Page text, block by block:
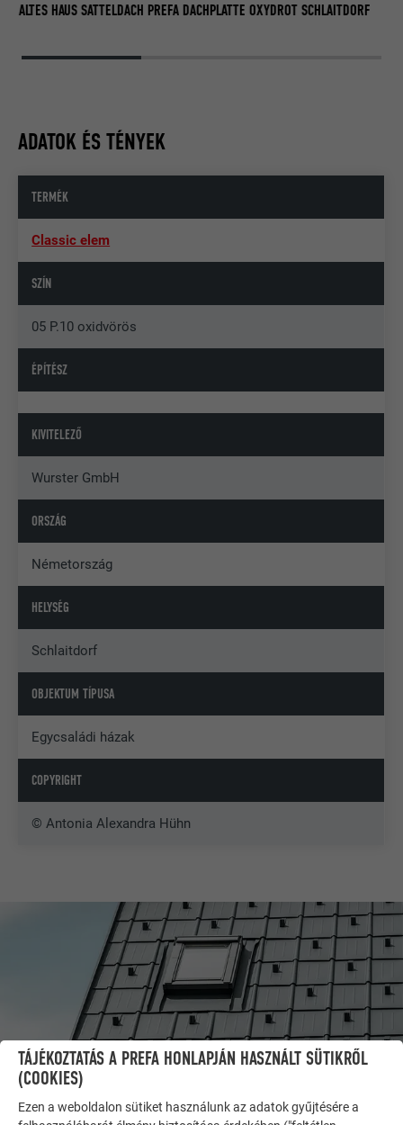
ALTES HAUS SATTELDACH PREFA DACHPLATTE OXYDROT SCHLAITDORF
ADATOK ÉS TÉNYEK
TERMÉK
Classic elem
SZÍN
05 P.10 oxidvörös
ÉPÍTÉSZ
KIVITELEZŐ
Wurster GmbH
ORSZÁG
Németország
HELYSÉG
Schlaitdorf
OBJEKTUM TÍPUSA
Egycsaládi házak
COPYRIGHT
© Antonia Alexandra Hühn
TÁJÉKOZTATÁS A PREFA HONLAPJÁN HASZNÁLT SÜTIKRŐL
(COOKIES)
Ezen a weboldalon sütiket használunk az adatok gyűjtésére a